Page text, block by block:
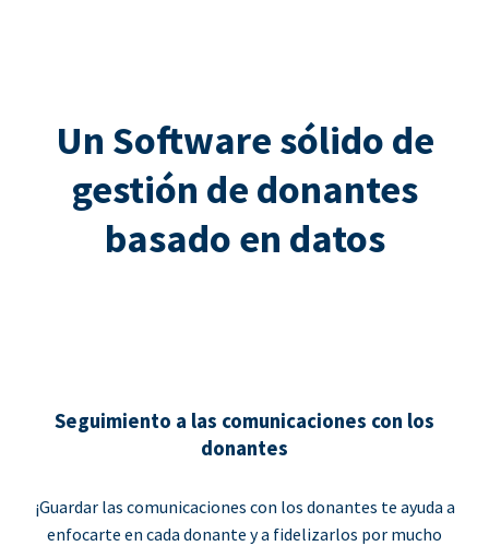
Un Software sólido de
gestión de donantes
basado en datos
Seguimiento a las comunicaciones con los
donantes
¡Guardar las comunicaciones con los donantes te ayuda a
enfocarte en cada donante y a fidelizarlos por mucho